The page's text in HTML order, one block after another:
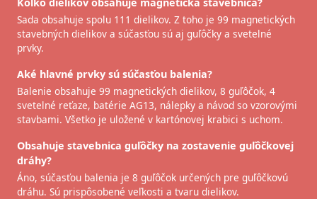
Sada obsahuje spolu 111 dielikov. Z toho je 99 magnetických
stavebných dielikov a súčasťou sú aj guľôčky a svetelné
prvky.
Aké hlavné prvky sú súčasťou balenia?
Balenie obsahuje 99 magnetických dielikov, 8 guľôčok, 4
svetelné reťaze, batérie AG13, nálepky a návod so vzorovými
stavbami. Všetko je uložené v kartónovej krabici s uchom.
Obsahuje stavebnica guľôčky na zostavenie guľôčkovej
dráhy?
Áno, súčasťou balenia je 8 guľôčok určených pre guľôčkovú
dráhu. Sú prispôsobené veľkosti a tvaru dielikov.